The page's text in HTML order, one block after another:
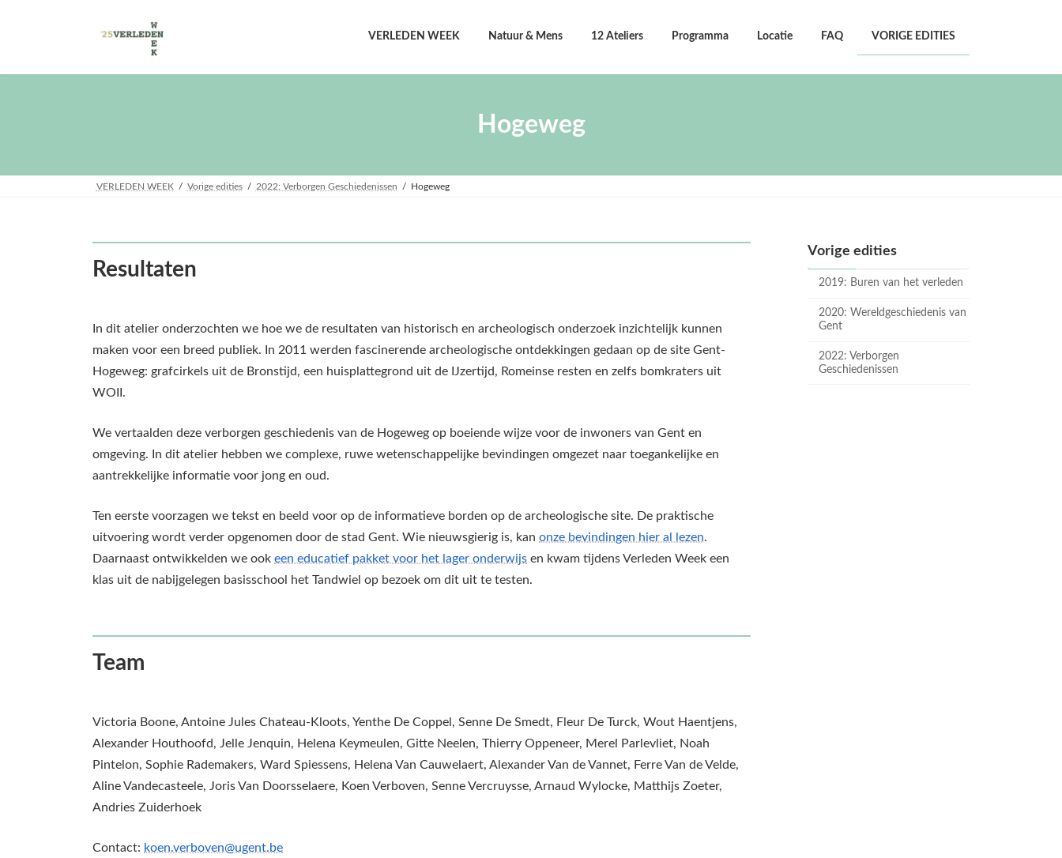
VERLEDEN WEEK Natuur & Mens 12 Ateliers Programma Locatie FAQ VORIGE EDITIES
Hogeweg
VERLEDEN WEEK Vorige edities 2022: Verborgen Geschiedenissen Hogeweg
Resultaten
In dit atelier onderzochten we hoe we de resultaten van historisch en archeologisch onderzoek inzichtelijk kunnen
maken voor een breed publiek. In 2011 werden fascinerende archeologische ontdekkingen gedaan op de site Gent-
Hogeweg: grafcirkels uit de Bronstijd, een huisplattegrond uit de IJzertijd, Romeinse resten en zelfs bomkraters uit
WOII.
We vertaalden deze verborgen geschiedenis van de Hogeweg op boeiende wijze voor de inwoners van Gent en
omgeving. In dit atelier hebben we complexe, ruwe wetenschappelijke bevindingen omgezet naar toegankelijke en
aantrekkelijke informatie voor jong en oud.
Ten eerste voorzagen we tekst en beeld voor op de informatieve borden op de archeologische site. De praktische
uitvoering wordt verder opgenomen door de stad Gent. Wie nieuwsgierig is, kan onze bevindingen hier al lezen.
Daarnaast ontwikkelden we ook een educatief pakket voor het lager onderwijs en kwam tijdens Verleden Week een
klas uit de nabijgelegen basisschool het Tandwiel op bezoek om dit uit te testen.
Team
Victoria Boone, Antoine Jules Chateau-Kloots, Yenthe De Coppel, Senne De Smedt, Fleur De Turck, Wout Haentjens,
Alexander Houthoofd, Jelle Jenquin, Helena Keymeulen, Gitte Neelen, Thierry Oppeneer, Merel Parlevliet, Noah
Pintelon, Sophie Rademakers, Ward Spiessens, Helena Van Cauwelaert, Alexander Van de Vannet, Ferre Van de Velde,
Aline Vandecasteele, Joris Van Doorsselaere, Koen Verboven, Senne Vercruysse, Arnaud Wylocke, Matthijs Zoeter,
Andries Zuiderhoek
Contact: koen.verboven@ugent.be
Vorige edities
2019: Buren van het verleden
2020: Wereldgeschiedenis van
Gent
2022: Verborgen
Geschiedenissen